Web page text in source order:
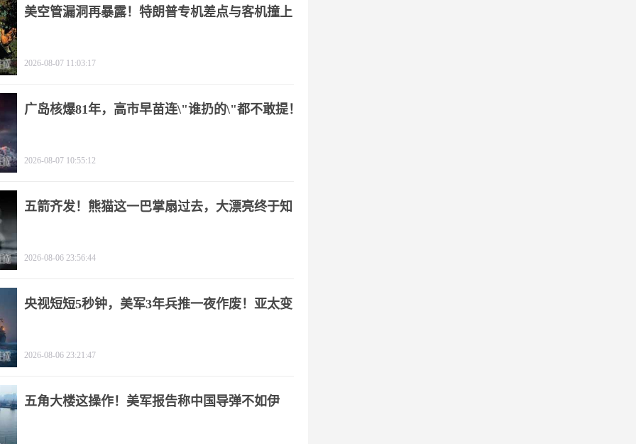
美空管漏洞再暴露！特朗普专机差点与客机撞上
2026-08-07 11:03:17
广岛核爆81年，高市早苗连\"谁扔的\"都不敢提！
2026-08-07 10:55:12
五箭齐发！熊猫这一巴掌扇过去，大漂亮终于知
2026-08-06 23:56:44
央视短短5秒钟，美军3年兵推一夜作废！亚太变
2026-08-06 23:21:47
五角大楼这操作！美军报告称中国导弹不如伊